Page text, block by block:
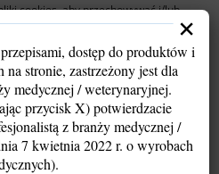
cookies, aby przechowywać i/lub
Robimy to w celu poprawy
dane, takie jak zachowanie
identyfikatory. Brak zgody lub jej
strony.
dostęp do produktów i
stronie, zastrzeżony jest dla
medycznej / weterynaryjnej.
przycisk X) potwierdzacie
z branży medycznej /
7 kwietnia 2022 r. o wyrobach
×